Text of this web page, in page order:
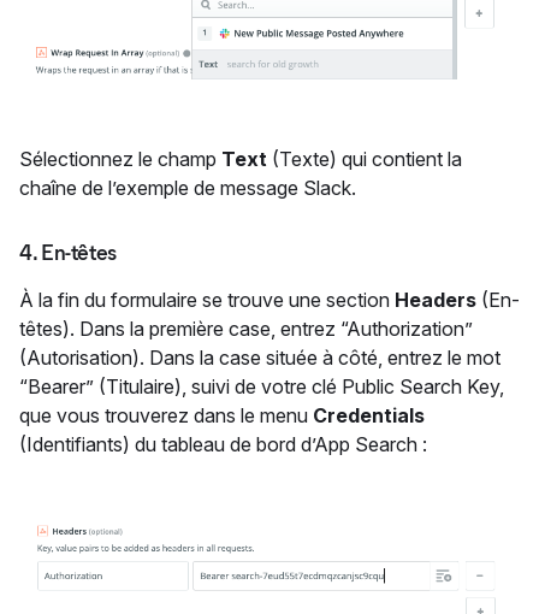
Sélectionnez le champ Text (Texte) qui contient la
chaîne de l’exemple de message Slack.
4. En-têtes
À la fin du formulaire se trouve une section Headers (En-
têtes). Dans la première case, entrez “Authorization”
(Autorisation). Dans la case située à côté, entrez le mot
“Bearer” (Titulaire), suivi de votre clé Public Search Key,
que vous trouverez dans le menu Credentials
(Identifiants) du tableau de bord d’App Search :